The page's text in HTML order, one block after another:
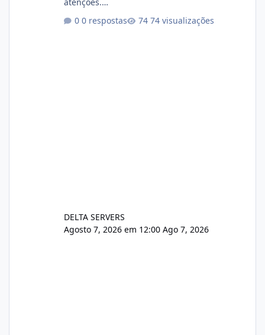
https://cloudlinux.statuspage.io/incidents/dlr
xjx23zz5f Criamos uma breve explicação:
0 respostas 74 visualizações
DELTA SERVERS
Agosto 7, 2026 em 12:00 Ago 7, 2026